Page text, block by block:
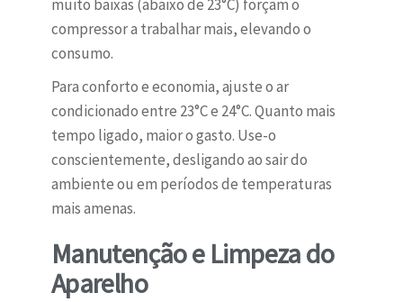
muito baixas (abaixo de 23°C) forçam o
compressor a trabalhar mais, elevando o
consumo.
Para conforto e economia, ajuste o ar
condicionado entre 23°C e 24°C. Quanto mais
tempo ligado, maior o gasto. Use-o
conscientemente, desligando ao sair do
ambiente ou em períodos de temperaturas
mais amenas.
Manutenção e Limpeza do
Aparelho